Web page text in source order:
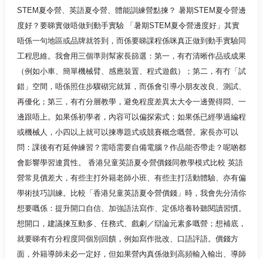
STEM夏令營、英語夏令營、體能訓練營點揀？ 暑期STEM夏令營邊
度好？要睇實做唔做到動手實驗 「暑期STEM夏令營邊度好」其實
唔係一句地區或品牌就答到，而係要睇課程係咪真正做到動手實驗同
工程思維。我會用三個準則幫家長篩選：第一，有冇清晰作品或成果
（例如小車、簡單機械臂、感應裝置、程式遊戲）；第二，有冇「試
錯」空間，唔係照住步驟砌完就算，而係會引導小朋友改良、測試、
再優化；第三，有冇分層教學，避免程度差異太大令一邊覺得悶、一
邊跟唔上。如果係初學者，內容可以偏探索式；如果係已經學過編程
或機械人，小四以上就可以揀專題式或競賽概念嘅營。家長亦可以
問：課後有冇延伸練習？需唔需要自備電腦？作品能否帶走？呢啲都
會影響學習連貫性。 香港兒童英語夏令營價錢同教學模式比較 英語
營常見價差大，有些主打外籍老師小班、有些主打活動體驗、亦有偏
學術技巧訓練。比較「香港兒童英語夏令營價錢」時，我會先分清你
想要嘅係：提升開口自信、加強語法寫作、定係培養聆聽閱讀習慣。
想開口，建議揀互動多、任務式、戲劇／辯論元素多嘅營；想補底，
就要睇有冇分程度同個別回饋，例如寫作批改、口語評語。價錢方
面，外籍導師未必一定好，但如果營內真係做到高頻輸入輸出、導師